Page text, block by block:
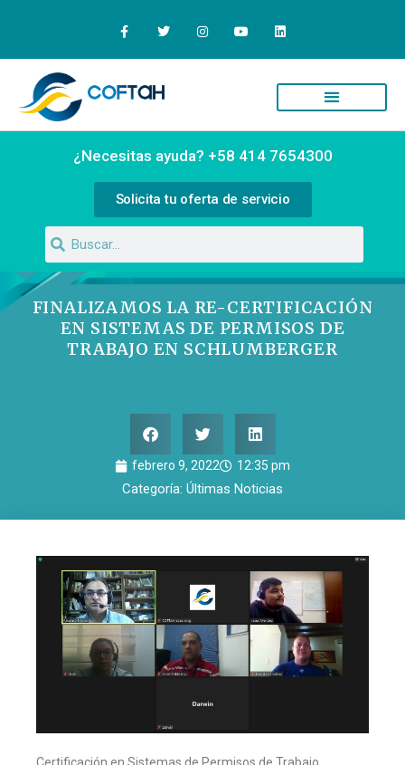
¿Necesitas ayuda? +58 414 7654300
Solicita tu oferta de servicio
FINALIZAMOS LA RE-CERTIFICACIÓN
EN SISTEMAS DE PERMISOS DE
TRABAJO EN SCHLUMBERGER
febrero 9, 2022 12:35 pm
Categoría: Últimas Noticias